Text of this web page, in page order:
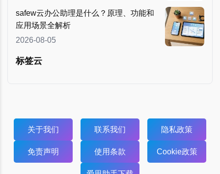
safew云办公助理是什么？原理、功能和
应用场景全解析
2026-08-05
标签云
关于我们 联系我们 隐私政策
免责声明 使用条款 Cookie政策